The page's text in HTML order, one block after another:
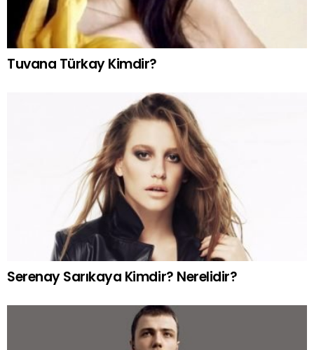
Tuvana Türkay Kimdir?
Serenay Sarıkaya Kimdir? Nerelidir?